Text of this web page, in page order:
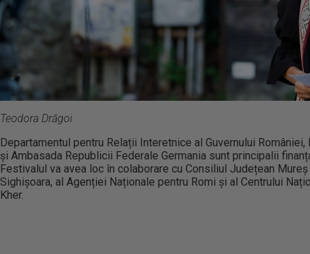
Teodora Drăgoi
Departamentul pentru Relații Interetnice al Guvernului
și Ambasada Republicii Federale Germania sunt principalii
Festivalul va avea loc în colaborare cu Consiliul Județean
Sighișoara, al Agenției Naționale pentru Romi și al Centrului
Kher.